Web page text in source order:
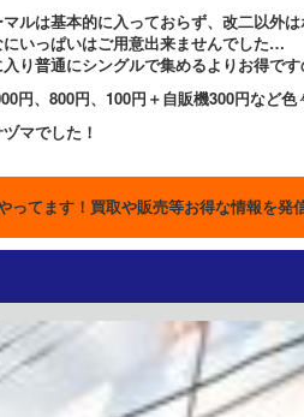
ルは基本的に入っておらず、改二以外
いっぱいはご用意出来ませんでした…
り普通にシングルで集めるよりお得で
円、800円、100円＋自販機300円など
マでした！
ってます！買取や販売等お得な情報を